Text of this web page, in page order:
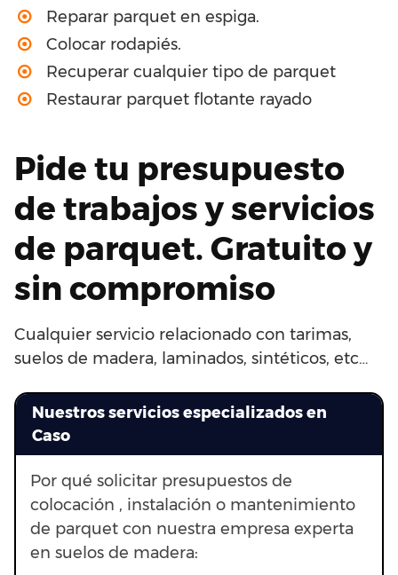
Reparar parquet en espiga.
Colocar rodapiés.
Recuperar cualquier tipo de parquet
Restaurar parquet flotante rayado
Pide tu presupuesto
de trabajos y servicios
de parquet. Gratuito y
sin compromiso
Cualquier servicio relacionado con tarimas,
suelos de madera, laminados, sintéticos, etc…
Nuestros servicios especializados en
Caso
Por qué solicitar presupuestos de
colocación , instalación o mantenimiento
de parquet con nuestra empresa experta
en suelos de madera: